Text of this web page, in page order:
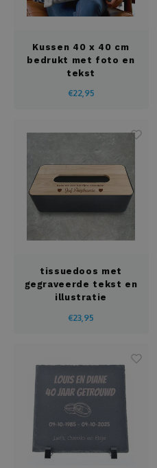
Thee set
T-shirts
Zeeppomp
Zonnescherm
Kussen 40 x 40 cm
bedrukt met foto en
tekst
€22,95
tissuedoos met
gegraveerde tekst en
illustratie
€23,95